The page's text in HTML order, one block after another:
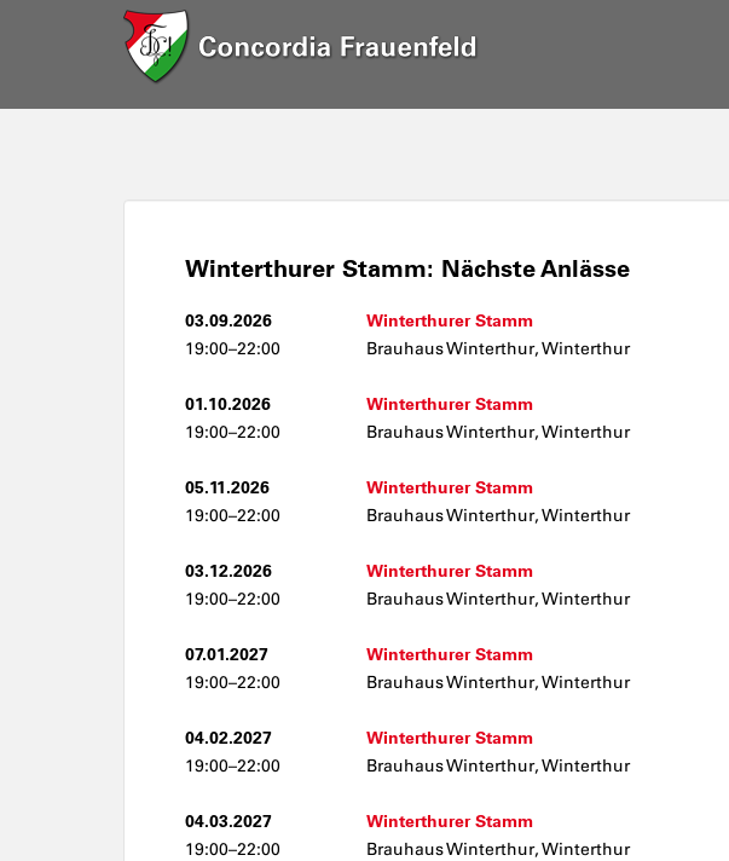
Winterthurer Stamm: Nächste Anlässe
03.09.2026
19:00–22:00
Winterthurer Stamm
Brauhaus Winterthur, Winterthur
01.10.2026
19:00–22:00
Winterthurer Stamm
Brauhaus Winterthur, Winterthur
05.11.2026
19:00–22:00
Winterthurer Stamm
Brauhaus Winterthur, Winterthur
03.12.2026
19:00–22:00
Winterthurer Stamm
Brauhaus Winterthur, Winterthur
07.01.2027
19:00–22:00
Winterthurer Stamm
Brauhaus Winterthur, Winterthur
04.02.2027
19:00–22:00
Winterthurer Stamm
Brauhaus Winterthur, Winterthur
04.03.2027
19:00–22:00
Winterthurer Stamm
Brauhaus Winterthur, Winterthur